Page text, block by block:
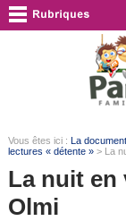
Vous êtes ici : La
lectures « détente »> La
La nuit en
Olmi